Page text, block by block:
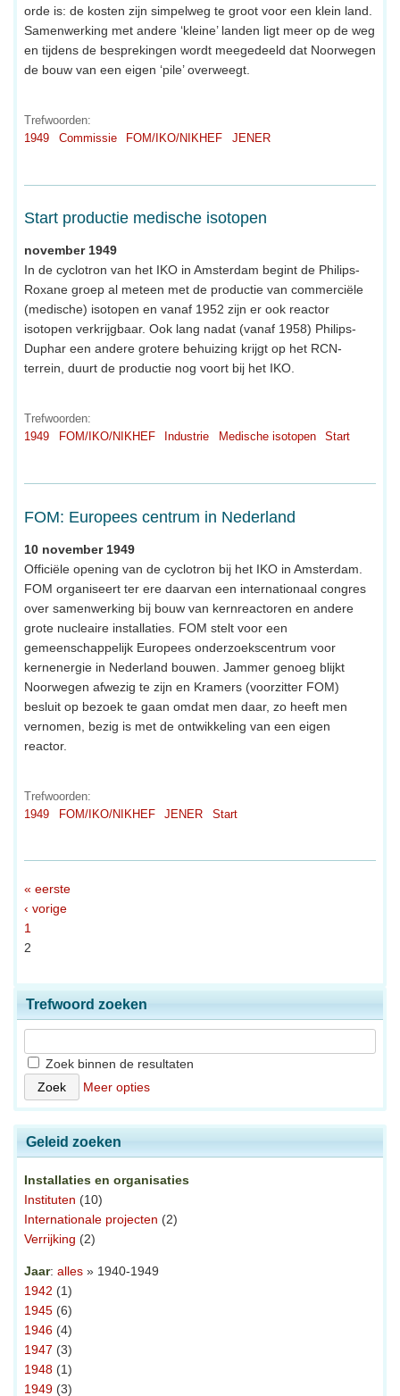
orde is: de kosten zijn simpelweg te groot voor een klein land.
Samenwerking met andere ‘kleine’ landen ligt meer op de weg
en tijdens de besprekingen wordt meegedeeld dat Noorwegen
de bouw van een eigen ‘pile’ overweegt.
Trefwoorden:
1949
Commissie FOM/IKO/NIKHEF JENER
Start productie medische isotopen
november 1949
In de cyclotron van het IKO in Amsterdam begint de Philips-
Roxane groep al meteen met de productie van commerciële
(medische) isotopen en vanaf 1952 zijn er ook reactor
isotopen verkrijgbaar. Ook lang nadat (vanaf 1958) Philips-
Duphar een andere grotere behuizing krijgt op het RCN-
terrein, duurt de productie nog voort bij het IKO.
Trefwoorden:
1949
FOM/IKO/NIKHEF Industrie Medische isotopen Start
FOM: Europees centrum in Nederland
10 november 1949
Officiële opening van de cyclotron bij het IKO in Amsterdam.
FOM organiseert ter ere daarvan een internationaal congres
over samenwerking bij bouw van kernreactoren en andere
grote nucleaire installaties. FOM stelt voor een
gemeenschappelijk Europees onderzoekscentrum voor
kernenergie in Nederland bouwen. Jammer genoeg blijkt
Noorwegen afwezig te zijn en Kramers (voorzitter FOM)
besluit op bezoek te gaan omdat men daar, zo heeft men
vernomen, bezig is met de ontwikkeling van een eigen
reactor.
Trefwoorden:
1949
FOM/IKO/NIKHEF JENER Start
« eerste
‹ vorige
1
2
Trefwoord zoeken
Zoek binnen de resultaten
Meer opties
Geleid zoeken
Installaties en organisaties
Instituten (10)
Internationale projecten (2)
Verrijking (2)
Jaar: alles » 1940-1949
1942 (1)
1945 (6)
1946 (4)
1947 (3)
1948 (1)
1949 (3)